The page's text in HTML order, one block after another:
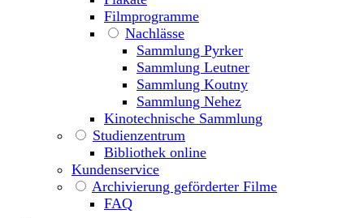
Filmprogramme
Nachlässe
Sammlung Pyrker
Sammlung Leutner
Sammlung Koutny
Sammlung Nehez
Kinotechnische Sammlung
Studienzentrum
Bibliothek online
Kundenservice
Archivierung geförderter Filme
FAQ